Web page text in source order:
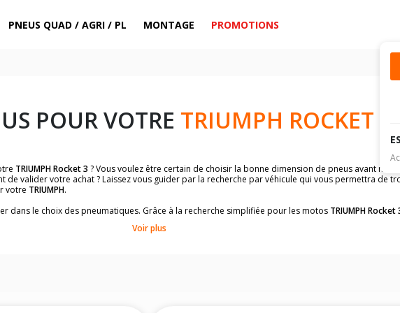
PNEUS QUAD / AGRI / PL MONTAGE PROMOTIONS
POUR VOTRE TRIUMPH ROCKET 3
TRIUMPH Rocket 3 ? Vous voulez être certain de choisir la bonne dimension de pneus avant moto
de valider votre achat ? Laissez vous guider par la recherche par véhicule qui vous permettra de
votre TRIUMPH.
dans le choix des pneumatiques. Grâce à la recherche simplifiée pour les motos TRIUMPH Rocket
de vos pneus ? Ces informations sont indiquées sur le flanc des pneumatiques, dans le
Voir plus